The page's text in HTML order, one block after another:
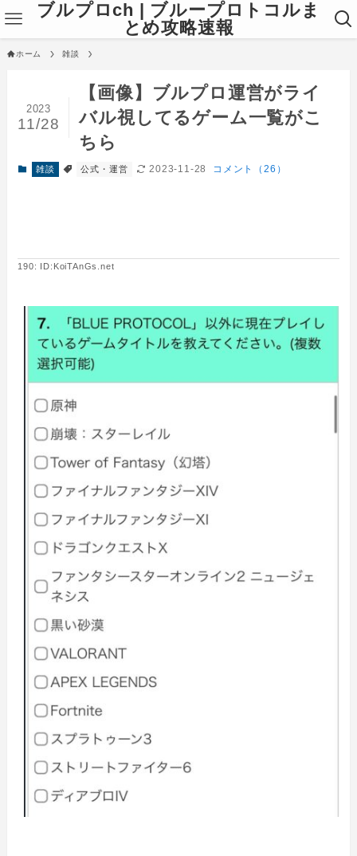
ブルプロch | ブループロトコルま
とめ攻略速報
ホーム 雑談
【画像】ブルプロ運営がライ
バル視してるゲーム一覧がこ
ちら
2023
11/28
雑談 公式・運営 2023-11-28 コメント（26）
190: ID:KoiTAnGs.net